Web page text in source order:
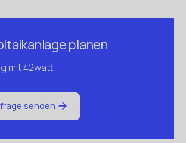
planen
mit 42watt
senden